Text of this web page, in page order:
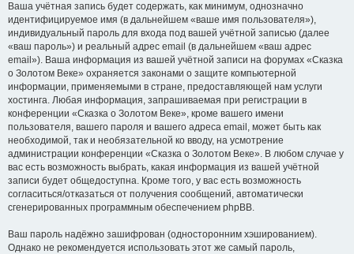
Ваша учётная запись будет содержать, как минимум, однозначно
идентифицируемое имя (в дальнейшем «ваше имя пользователя»),
индивидуальный пароль для входа под вашей учётной записью (далее
«ваш пароль») и реальный адрес email (в дальнейшем «ваш адрес
email»). Ваша информация из вашей учётной записи на форумах «Сказка
о Золотом Веке» охраняется законами о защите компьютерной
информации, применяемыми в стране, предоставляющей нам услуги
хостинга. Любая информация, запрашиваемая при регистрации в
конференции «Сказка о Золотом Веке», кроме вашего имени
пользователя, вашего пароля и вашего адреса email, может быть как
необходимой, так и необязательной ко вводу, на усмотрение
администрации конференции «Сказка о Золотом Веке». В любом случае у
вас есть возможность выбрать, какая информация из вашей учётной
записи будет общедоступна. Кроме того, у вас есть возможность
согласиться/отказаться от получения сообщений, автоматически
сгенерированных программным обеспечением phpBB.
Ваш пароль надёжно зашифрован (односторонним хэшированием).
Однако не рекомендуется использовать этот же самый пароль,